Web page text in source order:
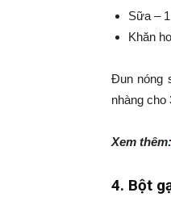
Sữa –
Khăn
Đun nóng
nhàng cho
Xem thêm:
4. Bột